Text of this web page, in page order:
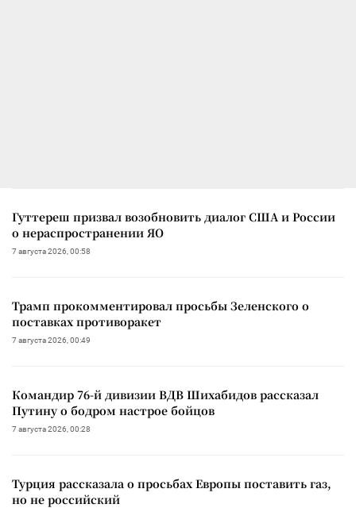
Гуттереш призвал возобновить диалог США и России
о нераспространении ЯО
7 августа 2026, 00:58
Трамп прокомментировал просьбы Зеленского о
поставках противоракет
7 августа 2026, 00:49
Командир 76-й дивизии ВДВ Шихабидов рассказал
Путину о бодром настрое бойцов
7 августа 2026, 00:28
Турция рассказала о просьбах Европы поставить газ,
но не российский